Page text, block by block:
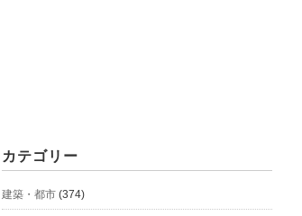
カテゴリー
建築・都市 (374)